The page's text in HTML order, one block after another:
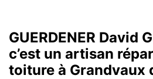
GUERDENER David
c’est un artisan
toiture à Grandvaux